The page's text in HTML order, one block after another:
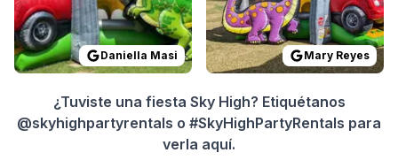
Daniella Masi Mary Reyes
¿Tuviste una fiesta Sky High? Etiquétanos
@skyhighpartyrentals o #SkyHighPartyRentals para
verla aquí.